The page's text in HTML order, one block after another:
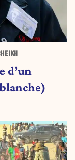
d’un